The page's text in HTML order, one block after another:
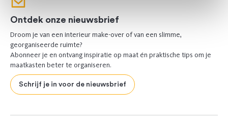
Ontdek onze nieuwsbrief
Droom je van een interieur make-over of van een slimme,
georganiseerde ruimte?
Abonneer je en ontvang inspiratie op maat én praktische tips om je
maatkasten beter te organiseren.
Schrijf je in voor de nieuwsbrief